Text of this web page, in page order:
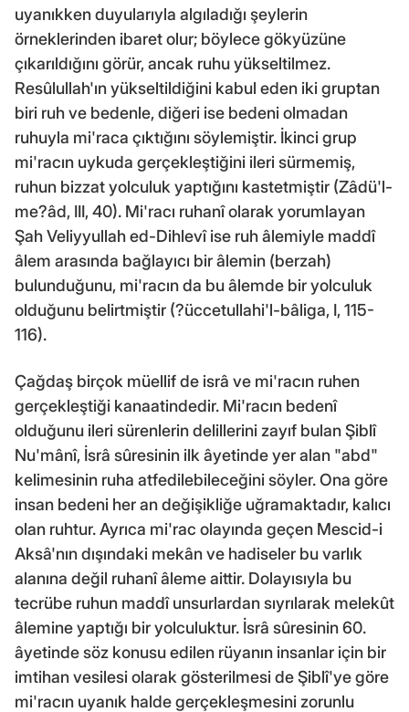
uyanıkken duyularıyla algıladığı şeylerin
örneklerinden ibaret olur; böylece gökyüzüne
çıkarıldığını görür, ancak ruhu yükseltilmez.
Resûlullah'ın yükseltildiğini kabul eden iki gruptan
biri ruh ve bedenle, diğeri ise bedeni olmadan
ruhuyla mi'raca çıktığını söylemiştir. İkinci grup
mi'racın uykuda gerçekleştiğini ileri sürmemiş,
ruhun bizzat yolculuk yaptığını kastetmiştir (Zâdü'l-
me?âd, III, 40). Mi'racı ruhanî olarak yorumlayan
Şah Veliyyullah ed-Dihlevî ise ruh âlemiyle maddî
âlem arasında bağlayıcı bir âlemin (berzah)
bulunduğunu, mi'racın da bu âlemde bir yolculuk
olduğunu belirtmiştir (?üccetullahi'l-bâliga, I, 115-
116).
Çağdaş birçok müellif de isrâ ve mi'racın ruhen
gerçekleştiği kanaatindedir. Mi'racın bedenî
olduğunu ileri sürenlerin delillerini zayıf bulan Şiblî
Nu'mânî, İsrâ sûresinin ilk âyetinde yer alan "abd"
kelimesinin ruha atfedilebileceğini söyler. Ona göre
insan bedeni her an değişikliğe uğramaktadır, kalıcı
olan ruhtur. Ayrıca mi'rac olayında geçen Mescid-i
Aksâ'nın dışındaki mekân ve hadiseler bu varlık
alanına değil ruhanî âleme aittir. Dolayısıyla bu
tecrübe ruhun maddî unsurlardan sıyrılarak melekût
âlemine yaptığı bir yolculuktur. İsrâ sûresinin 60.
âyetinde söz konusu edilen rüyanın insanlar için bir
imtihan vesilesi olarak gösterilmesi de Şiblî'ye göre
mi'racın uyanık halde gerçekleşmesini zorunlu